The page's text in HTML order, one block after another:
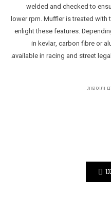
welded and checked to
lower rpm. Muffler is treated
enlight these features.
in kevlar, carbon fibre or
available in racing and street
ותוספות